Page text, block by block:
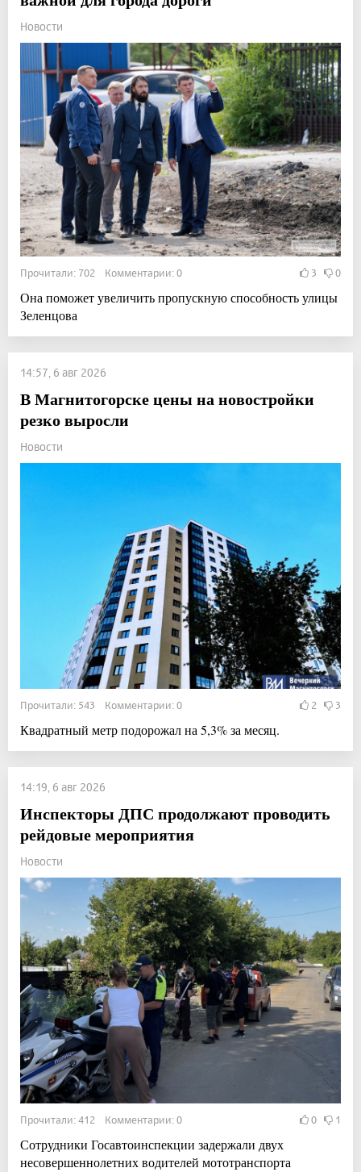
Новости
Прочитали: 702 Комментарии: 0 3 0
Она поможет увеличить пропускную способность улицы
Зеленцова
14:57, 6 авг 2026
В Магнитогорске цены на новостройки
резко выросли
Новости
Прочитали: 543 Комментарии: 0 2 3
Квадратный метр подорожал на 5,3% за месяц.
14:19, 6 авг 2026
Инспекторы ДПС продолжают проводить
рейдовые мероприятия
Новости
Прочитали: 412 Комментарии: 0 0 1
Сотрудники Госавтоинспекции задержали двух
несовершеннолетних водителей мототранспорта